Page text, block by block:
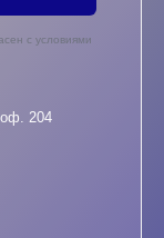
с условиями
оф. 204